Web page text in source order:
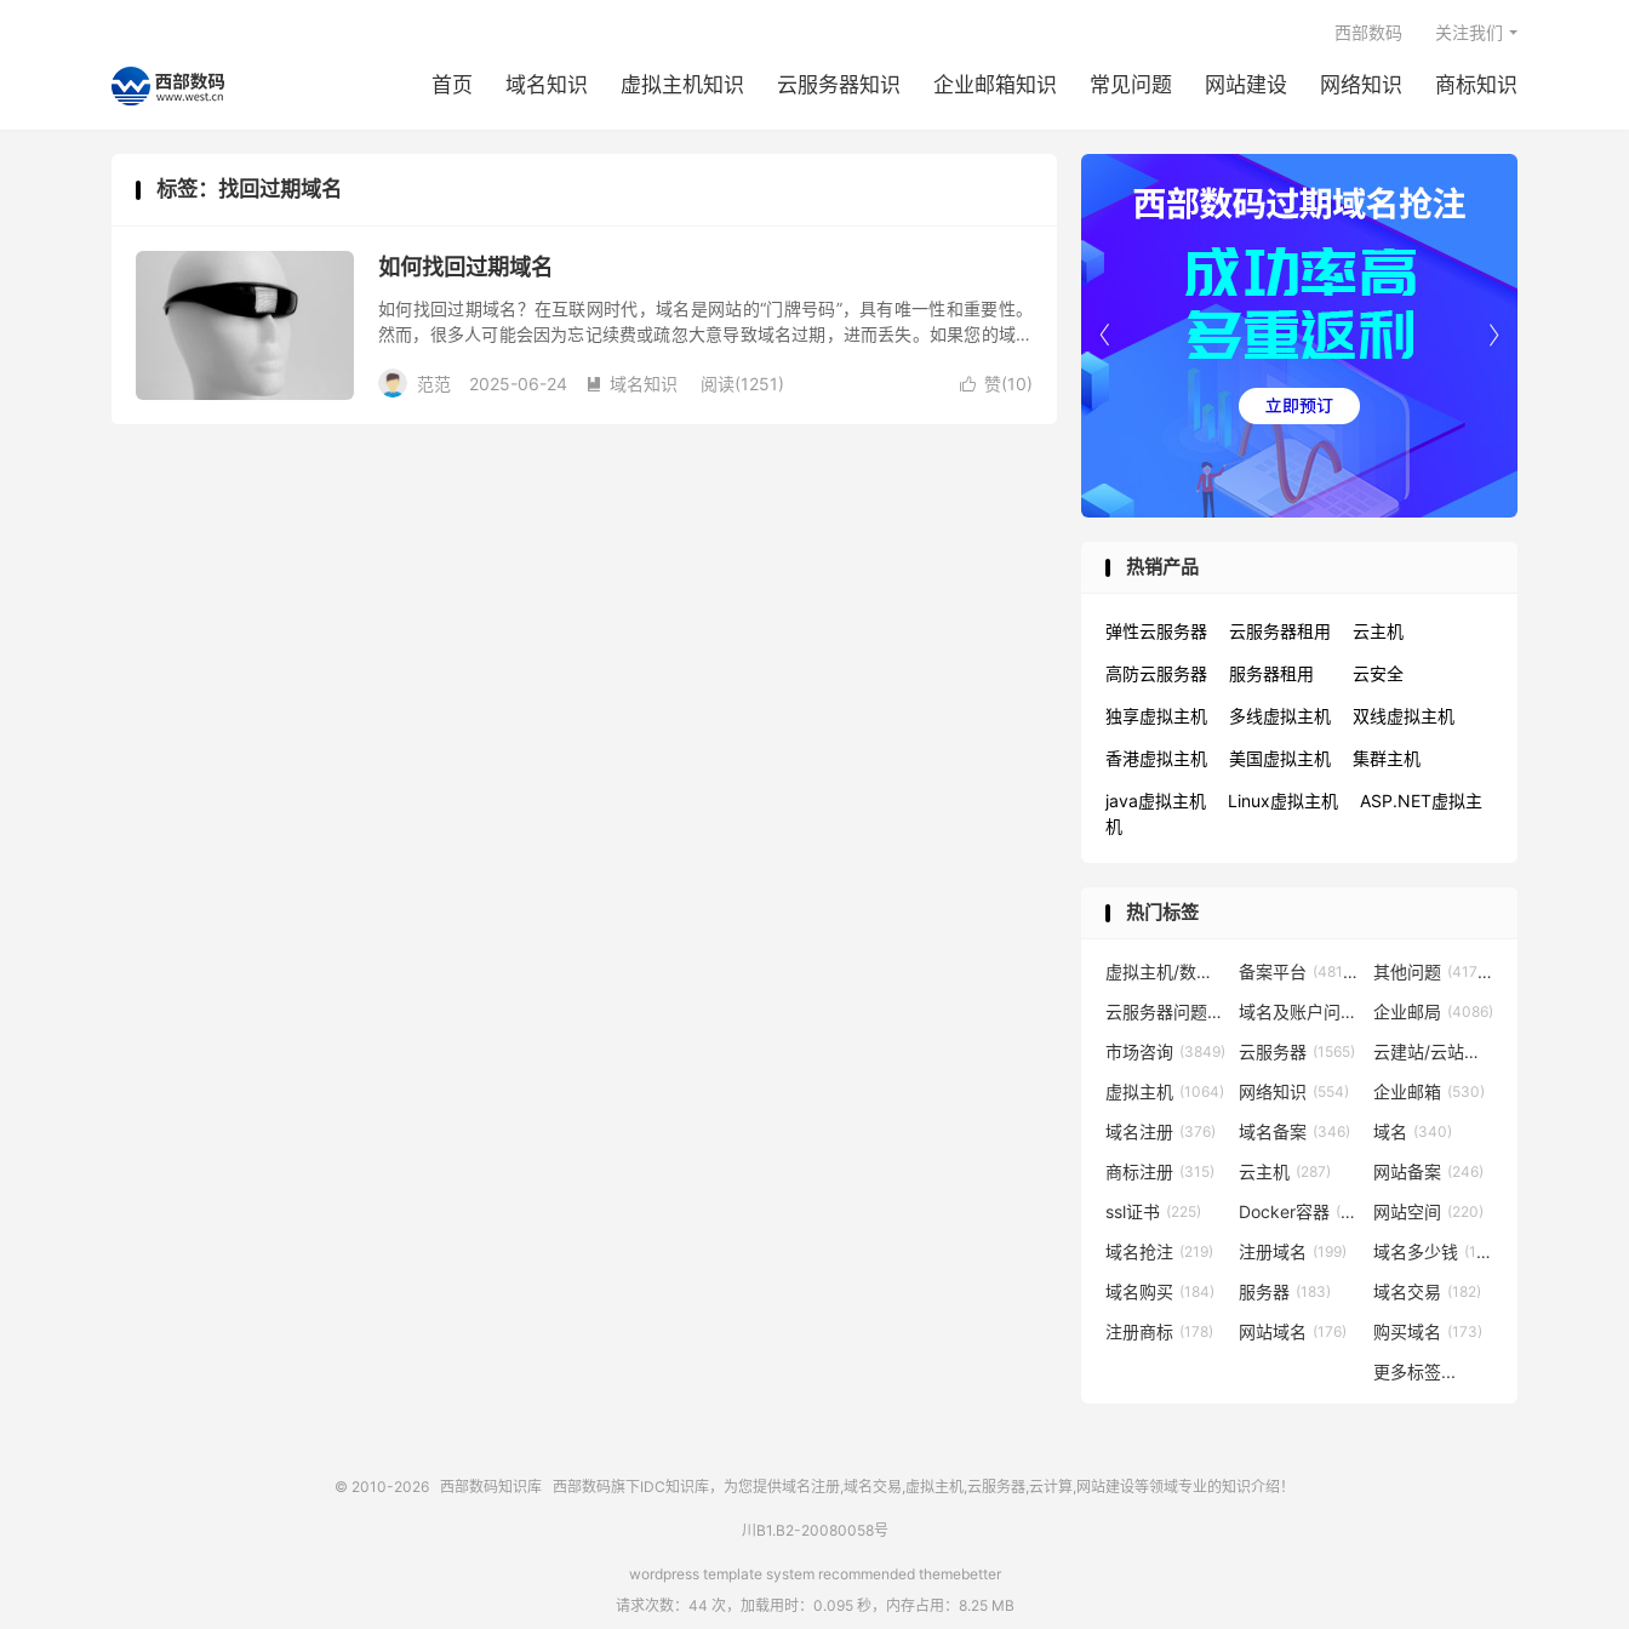
首页 域名知识 虚拟主机知识 云服务器知识 企业邮箱知识 常见问题 网站建设 网络知识 商标知识
西部数码 关注我们
标签：找回过期域名
如何找回过期域名
如何找回过期域名？在互联网时代，域名是网站的“门牌号码”，具有唯一性和重要性。
然而，很多人可能会因为忘记续费或疏忽大意导致域名过期，进而丢失。如果您的域名
范范
2025-06-24  域名知识 阅读(1251)  赞(10)


热销产品
弹性云服务器 云服务器租用 云主机
高防云服务器 服务器租用 云安全
独享虚拟主机 多线虚拟主机 双线虚拟主机
香港虚拟主机 美国虚拟主机 集群主机
java虚拟主机 Linux虚拟主机
ASP.NET虚拟主
机
热门标签
虚拟主机/数据库问题 (57819)
备案平台 (48153) 其他问题 (41702)
云服务器问题(38267) 域名及账户问题 (29026)
企业邮局 (4086)
市场咨询 (3849) 云服务器 (1565) 云建站/云站群/小程序
虚拟主机 (1064) 网络知识 (554) 企业邮箱 (530)
域名注册 (376) 域名备案 (346) 域名 (340)
商标注册 (315) 云主机 (287) 网站备案 (246)
ssl证书 (225) Docker容器 (221) 网站空间 (220)
域名抢注 (219) 注册域名 (199) 域名多少钱 (196)
域名购买 (184) 服务器 (183) 域名交易 (182)
注册商标 (178) 网站域名 (176) 购买域名 (173)
更多标签...
© 2010-2026 西部数码知识库 西部数码旗下IDC知识库，为您提供域名注册,域名交易,虚拟主机,云服务器,云计算,网站建设等领域专业的知识介绍！
川B1.B2-20080058号
wordpress template system recommended themebetter
请求次数：44 次，加载用时：0.095 秒，内存占用：8.25 MB